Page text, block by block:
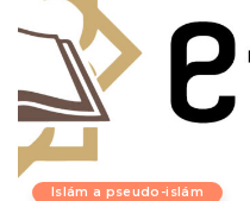
Islám a pseudo-islám